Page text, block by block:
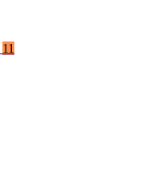
11